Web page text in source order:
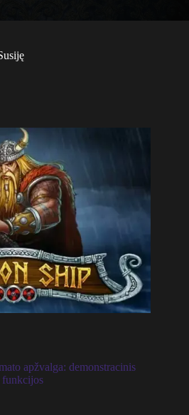
apžvalga: demonstracinis
funkcijos